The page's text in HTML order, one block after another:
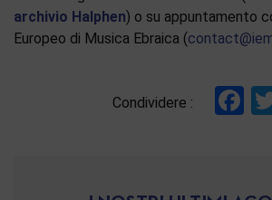
archivio Halphen) o su appuntamento
Europeo di Musica Ebraica (
Condividere :